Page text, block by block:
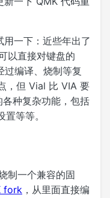
一下：近些年出了
以直接对键盘的
编译、烧制等复
，但 Vial 比 VIA 要
种复杂功能，包括
等等。
制一个兼容的固
fork ，从里面直接编